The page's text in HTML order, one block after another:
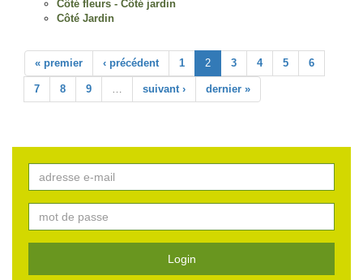
Côté fleurs - Côté jardin
Côté Jardin
« premier ‹ précédent 1 2 3 4 5 6
7 8 9 suivant › dernier »
Login